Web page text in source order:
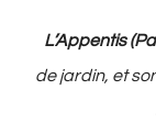
L’Appentis
de jardin, et